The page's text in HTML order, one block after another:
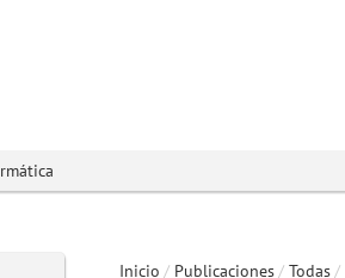
Inicio / Publicaciones/ Todas/